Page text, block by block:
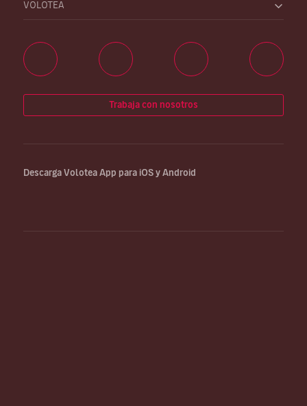
VOLOTEA
Trabaja con nosotros
Descarga Volotea App para iOS y Android